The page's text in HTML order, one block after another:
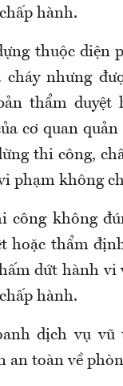
hành.
thuộc diện
cháy nhưng
thẩm
cơ quan
thi công,
phạm không
công không
hoặc thẩm
dứt hành
hành.
dịch vụ vũ
an toàn về